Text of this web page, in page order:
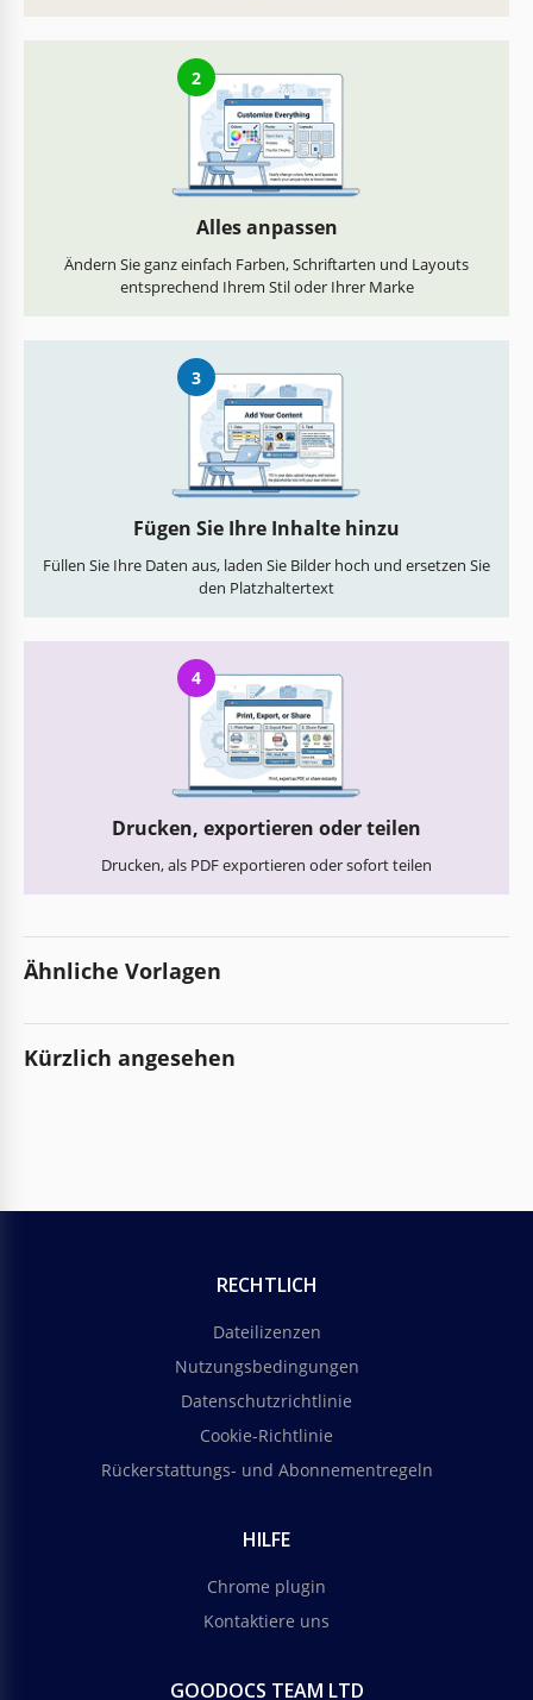
2
Alles anpassen
Ändern Sie ganz einfach Farben, Schriftarten und Layouts
entsprechend Ihrem Stil oder Ihrer Marke
3
Fügen Sie Ihre Inhalte hinzu
Füllen Sie Ihre Daten aus, laden Sie Bilder hoch und ersetzen Sie
den Platzhaltertext
4
Drucken, exportieren oder teilen
Drucken, als PDF exportieren oder sofort teilen
Ähnliche Vorlagen
Kürzlich angesehen
RECHTLICH
Dateilizenzen
Nutzungsbedingungen
Datenschutzrichtlinie
Cookie-Richtlinie
Rückerstattungs- und Abonnementregeln
HILFE
Chrome plugin
Kontaktiere uns
GOODOCS TEAM LTD